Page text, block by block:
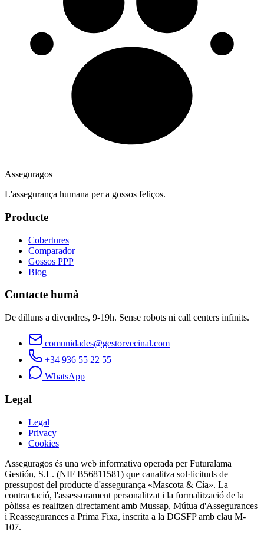
Asseguragos
L'assegurança humana per a gossos feliços.
Producte
Cobertures
Comparador
Gossos PPP
Blog
Contacte humà
De dilluns a divendres, 9-19h. Sense robots ni call centers infinits.
comunidades@gestorvecinal.com
+34 936 55 22 55
WhatsApp
Legal
Legal
Privacy
Cookies
Asseguragos és una web informativa operada per Futuralama
Gestión, S.L. (NIF B56811581) que canalitza sol·licituds de
pressupost del producte d'assegurança «Mascota & Cía». La
contractació, l'assessorament personalitzat i la formalització de la
pòlissa es realitzen directament amb Mussap, Mútua d'Assegurances
i Reassegurances a Prima Fixa, inscrita a la DGSFP amb clau M-
107.